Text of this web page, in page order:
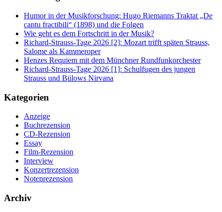
Humor in der Musikforschung: Hugo Riemanns Traktat „De
cantu fractibili“ (1898) und die Folgen
Wie geht es dem Fortschritt in der Musik?
Richard-Strauss-Tage 2026 [2]: Mozart trifft späten Strauss,
Salome als Kammeroper
Henzes Requiem mit dem Münchner Rundfunkorchester
Richard-Strauss-Tage 2026 [1]: Schulfugen des jungen
Strauss und Bülows Nirvana
Kategorien
Anzeige
Buchrezension
CD-Rezension
Essay
Film-Rezension
Interview
Konzertrezension
Notenrezension
Archiv